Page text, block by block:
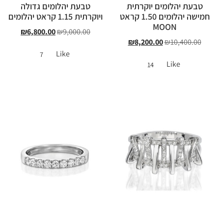
טבעת יהלומים יוקרתית
חמישה יהלומים 1.50 קראט
MOON
₪10,400.00
₪8,200.00
Like
14
טבעת יהלומים גדולה
ויוקרתית 1.15 קראט יהלומים
₪9,000.00
₪6,800.00
Like
7